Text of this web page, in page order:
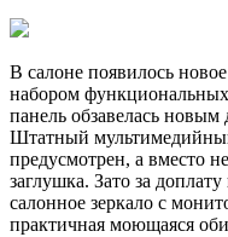
В салоне появилось
набором
панель обзавелась
Штатный
предусмотрен, а вместо
заглушка. Зато за
салонное зеркало с
практичная моющаяся